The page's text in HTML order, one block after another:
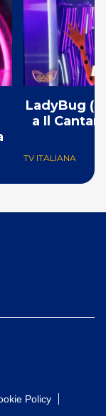
LadyBug
a Il
TV ITALIANA
Policy